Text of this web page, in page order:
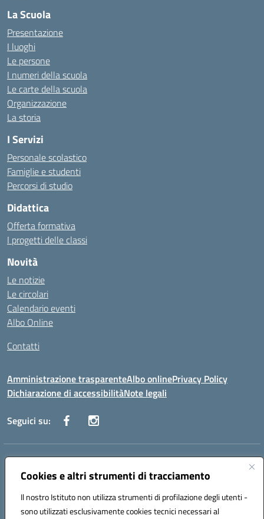
Cookies e altri strumenti di tracciamento
Il nostro Istituto non utilizza strumenti di profilazione degli utenti -
sono utilizzati esclusivamente cookies tecnici necessari al
La Scuola
Presentazione
I luoghi
Le persone
I numeri della scuola
Le carte della scuola
Organizzazione
La storia
I Servizi
Personale scolastico
Famiglie e studenti
Percorsi di studio
Didattica
Offerta formativa
I progetti delle classi
Novità
Le notizie
Le circolari
Calendario eventi
Albo Online
Contatti
Amministrazione trasparenteAlbo onlinePrivacy Policy
Dichiarazione di accessibilitàNote legali
Seguici su:
Indirizzo:
Centralino:0881636571 Email:fgps040004@istruzione.it
Codice fiscale: 80031370713